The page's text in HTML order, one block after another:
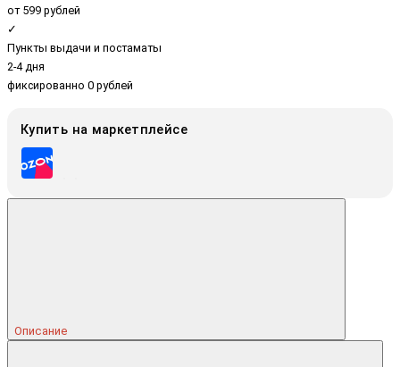
от 599 рублей
✓
Пункты выдачи и постаматы
2-4 дня
фиксированно 0 рублей
Купить на маркетплейсе
Описание